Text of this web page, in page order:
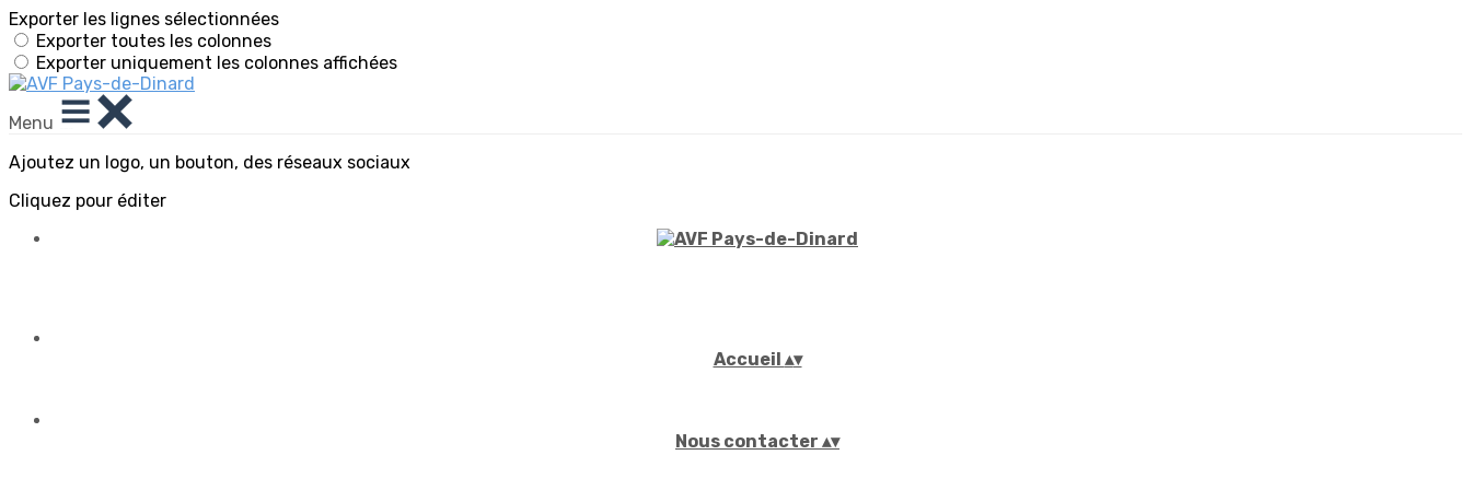
Exporter les lignes sélectionnées
Exporter toutes les colonnes
Exporter uniquement les colonnes affichées
Menu
Ajoutez un logo, un bouton, des réseaux sociaux
Cliquez pour éditer
Accueil ▴▾
Nous contacter ▴▾